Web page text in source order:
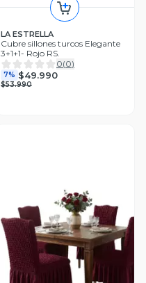
LA ESTRELLA
Cubre sillones turcos Elegante
3+1+1- Rojo RS.
0(0)
7% $49.990
$53.990